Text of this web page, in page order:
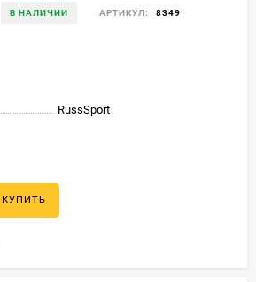
В НАЛИЧИИ АРТИКУЛ: 8349
RussSport
КУПИТЬ